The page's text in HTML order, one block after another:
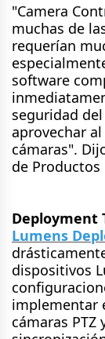
"Camera
muchas de
requerían
software
seguridad
aprovechar
cámaras".
de Productos
Deployment
Lumens
dispositivos
implementar
cámaras PTZ